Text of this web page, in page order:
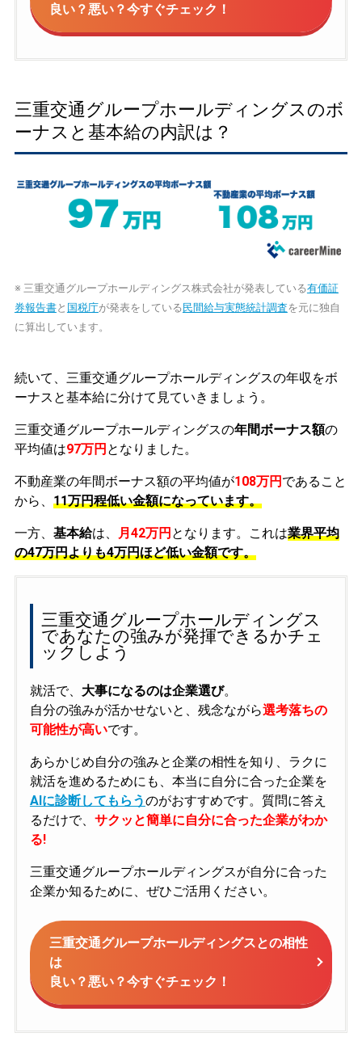
良い？悪い？今すぐチェック！
三重交通グループホールディングスのボ
ーナスと基本給の内訳は？
※ 三重交通グループホールディングス株式会社が発表している有価証
券報告書と 国税庁が発表をしている 民間給与実態統計調査を元に独自
に算出しています。
続いて、三重交通グループホールディングスの年収をボ
ーナスと基本給に分けて見ていきましょう。
三重交通グループホールディングスの年間ボーナス額の
平均値は97万円 となりました。
不動産業の年間ボーナス額の平均値が108万円 であること
から、 11万円程低い金額になっています。
一方、 基本給は、 月42万円 となります。これは業界平均
の47万円よりも4万円ほど低い金額です。
三重交通グループホールディングス
であなたの強みが発揮できるかチェ
ックしよう
就活で、 大事になるのは企業選び。
自分の強みが活かせないと、残念ながら選考落ちの
可能性が高いです。
あらかじめ自分の強みと企業の相性を知り、ラクに
就活を進めるためにも、本当に自分に合った企業を
AIに診断してもらうのがおすすめです。質問に答え
るだけで、 サクッと簡単に自分に合った企業がわか
る!
三重交通グループホールディングスが自分に合った
企業か知るために、ぜひご活用ください。
三重交通グループホールディングスとの相性
は
良い？悪い？今すぐチェック！